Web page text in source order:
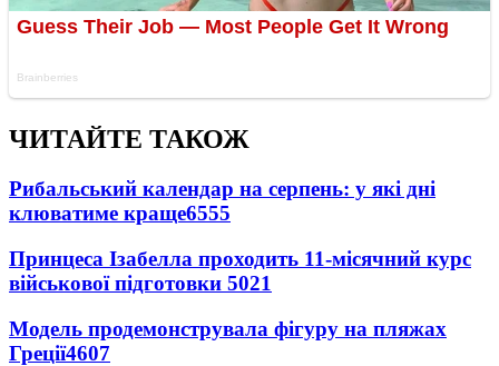
ЧИТАЙТЕ ТАКОЖ
Рибальський календар на серпень: у які дні
клюватиме краще6555
Принцеса Ізабелла проходить 11-місячний курс
військової підготовки 5021
Модель продемонструвала фігуру на пляжах
Греції4607